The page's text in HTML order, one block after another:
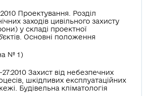
Проектування. Розділ
заходів цивільного захисту
у складі проектної
Основні положення
№ 1)
Захист від небезпечних
шкідливих експлуатаційних
Будівельна кліматологія